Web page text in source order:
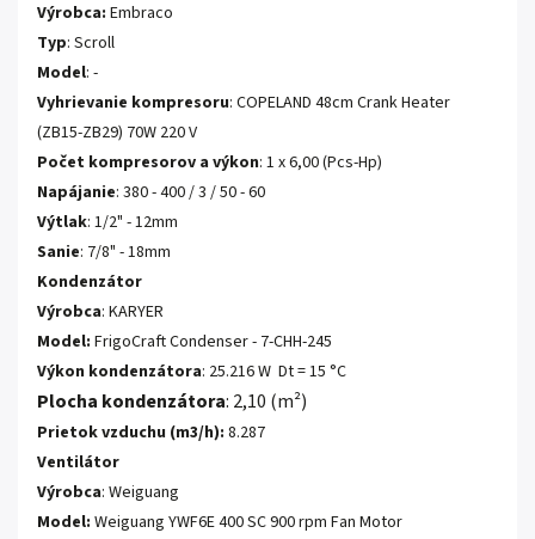
Výrobca: Embraco
Typ: Scroll
Model: -
Vyhrievanie kompresoru: COPELAND 48cm Crank Heater
(ZB15-ZB29) 70W 220 V
Počet kompresorov a výkon: 1 x 6,00 (Pcs-Hp)
Napájanie: 380 - 400 / 3 / 50 - 60
Výtlak: 1/2" - 12mm
Sanie: 7/8" - 18mm
Kondenzátor
Výrobca: KARYER
Model: FrigoCraft Condenser - 7-CHH-245
Výkon kondenzátora: 25.216 W Dt = 15 °C
Plocha kondenzátora: 2,10 (m²)
Prietok vzduchu (m3/h): 8.287
Ventilátor
Výrobca: Weiguang
Model: Weiguang YWF6E 400 SC 900 rpm Fan Motor